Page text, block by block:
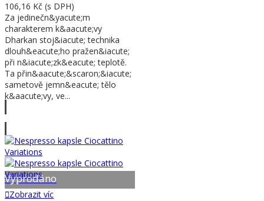
106,16 Kč (s DPH)
Za jedinečn&yacute;m
charakterem k&aacute;vy
Dharkan stoj&iacute; technika
dlouh&eacute;ho pražen&iacute;
při n&iacute;zk&eacute; teplotě.
Ta přin&aacute;&scaron;&iacute;
sametově jemn&eacute; tělo
k&aacute;vy, ve...
Vyprodáno
Zobrazit víc